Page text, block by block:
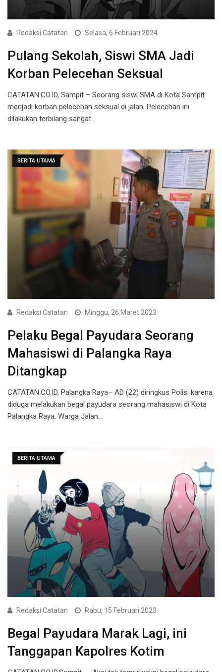
Redaksi Catatan Selasa, 6 Februari 2024
Pulang Sekolah, Siswi SMA Jadi
Korban Pelecehan Seksual
CATATAN.CO.ID, Sampit – Seorang siswi SMA di Kota Sampit
menjadi korban pelecehan seksual di jalan. Pelecehan ini
dilakukan terbilang sangat…
BERITA UTAMA
Redaksi Catatan Minggu, 26 Maret 2023
Pelaku Begal Payudara Seorang
Mahasiswi di Palangka Raya
Ditangkap
CATATAN.CO.ID, Palangka Raya– AD (22) diringkus Polisi karena
diduga melakukan begal payudara seorang mahasiswi di Kota
Palangka Raya. Warga Jalan…
BERITA UTAMA
Redaksi Catatan Rabu, 15 Februari 2023
Begal Payudara Marak Lagi, ini
Tanggapan Kapolres Kotim